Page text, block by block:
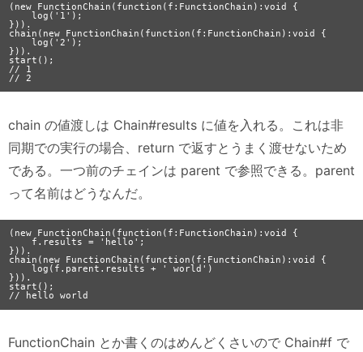
(new FunctionChain(function(f:FunctionChain):void {
    log('1');
})).
chain(new FunctionChain(function(f:FunctionChain):void {
    log('2');
})).
start();
// 1
chain の値渡しは Chain#results に値を入れる。これは非
同期での実行の場合、return で返すとうまく渡せないため
である。一つ前のチェインは parent で参照できる。parent
って名前はどうなんだ。
(new FunctionChain(function(f:FunctionChain):void {
})).
chain(new FunctionChain(function(f:FunctionChain):void {
})).
start();
FunctionChain とか書くのはめんどくさいので Chain#f で